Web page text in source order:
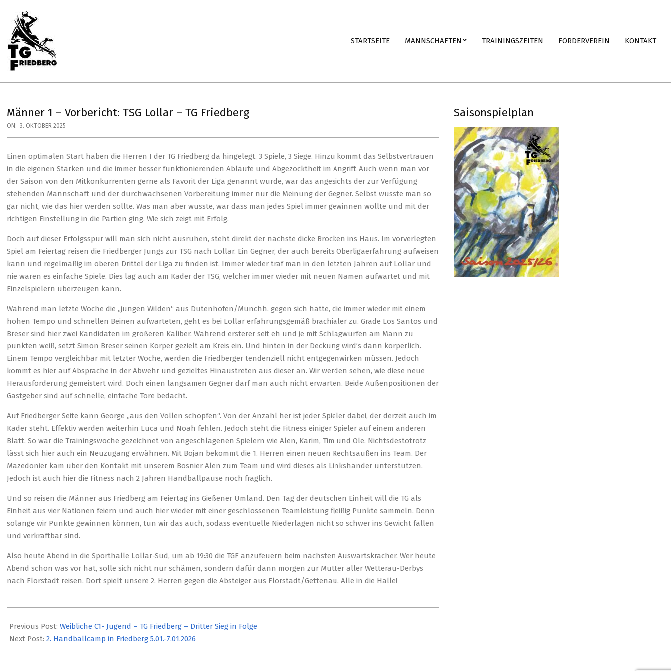
content
TG
HANDBALL
STARTSEITE MANNSCHAFTEN TRAININGSZEITEN FÖRDERVEREIN KONTAKT
Männer 1 – Vorbericht: TSG Lollar – TG Friedberg
ON: 3. OKTOBER 2025
Einen optimalen Start haben die Herren I der TG Friedberg da hingelegt. 3 Spiele, 3 Siege. Hinzu kommt das Selbstvertrauen
in die eigenen Stärken und die immer besser funktionierenden Abläufe und Abgezocktheit im Angriff. Auch wenn man vor
der Saison von den Mitkonkurrenten gerne als Favorit der Liga genannt wurde, war das angesichts der zur Verfügung
stehenden Mannschaft und der durchwachsenen Vorbereitung immer nur die Meinung der Gegner. Selbst wusste man so
gar nicht, wie das hier werden sollte. Was man aber wusste, war dass man jedes Spiel immer gewinnen wollte und mit der
richtigen Einstellung in die Partien ging. Wie sich zeigt mit Erfolg.
Doch auf dieser Erfolgsspur will man sich nicht ausruhen, steht direkt der nächste dicke Brocken ins Haus. Im vorverlegten
Spiel am Feiertag reisen die Friedberger Jungs zur TSG nach Lollar. Ein Gegner, der auch bereits Oberligaerfahrung aufweisen
kann und regelmäßig im oberen Drittel der Liga zu finden ist. Immer wieder traf man in den letzten Jahren auf Lollar und
nie waren es einfache Spiele. Dies lag auch am Kader der TSG, welcher immer wieder mit neuen Namen aufwartet und mit
Einzelspielern überzeugen kann.
Während man letzte Woche die „jungen Wilden“ aus Dutenhofen/Münchh. gegen sich hatte, die immer wieder mit einem
hohen Tempo und schnellen Beinen aufwarteten, geht es bei Lollar erfahrungsgemäß brachialer zu. Grade Los Santos und
Breser sind hier zwei Kandidaten im größeren Kaliber. Während ersterer seit eh und je mit Schlagwürfen am Mann zu
punkten weiß, setzt Simon Breser seinen Körper gezielt am Kreis ein. Und hinten in der Deckung wird’s dann körperlich.
Einem Tempo vergleichbar mit letzter Woche, werden die Friedberger tendenziell nicht entgegenwirken müssen. Jedoch
kommt es hier auf Absprache in der Abwehr und gezieltes Hinaustreten aus dieser an. Wir werden sehen, wie diese neue
Herausforderung gemeistert wird. Doch einen langsamen Gegner darf man auch nicht erwarten. Beide Außenpositionen der
Gastgeber sind auf schnelle, einfache Tore bedacht.
Auf Friedberger Seite kann George „aus den Vollen schöpfen“. Von der Anzahl her ist jeder Spieler dabei, der derzeit auch im
Kader steht. Effektiv werden weiterhin Luca und Noah fehlen. Jedoch steht die Fitness einiger Spieler auf einem anderen
Blatt. So war die Trainingswoche gezeichnet von angeschlagenen Spielern wie Alen, Karim, Tim und Ole. Nichtsdestotrotz
lässt sich hier auch ein Neuzugang erwähnen. Mit Bojan bekommt die 1. Herren einen neuen Rechtsaußen ins Team. Der
Mazedonier kam über den Kontakt mit unserem Bosnier Alen zum Team und wird dieses als Linkshänder unterstützen.
Jedoch ist auch hier die Fitness nach 2 Jahren Handballpause noch fraglich.
Und so reisen die Männer aus Friedberg am Feiertag ins Gießener Umland. Den Tag der deutschen Einheit will die TG als
Einheit aus vier Nationen feiern und auch hier wieder mit einer geschlossenen Teamleistung fleißig Punkte sammeln. Denn
solange wir Punkte gewinnen können, tun wir das auch, sodass eventuelle Niederlagen nicht so schwer ins Gewicht fallen
und verkraftbar sind.
Also heute Abend in die Sporthalle Lollar-Süd, um ab 19:30 die TGF anzufeuern beim nächsten Auswärtskracher. Wer heute
Abend schon was vor hat, solle sich nicht nur schämen, sondern dafür dann morgen zur Mutter aller Wetterau-Derbys
nach Florstadt reisen. Dort spielt unsere 2. Herren gegen die Absteiger aus Florstadt/Gettenau. Alle in die Halle!
10-
03
Previous Post: Weibliche C1- Jugend – TG Friedberg – Dritter Sieg in Folge
Next Post: 2. Handballcamp in Friedberg 5.01.-7.01.2026
Saisonspielplan